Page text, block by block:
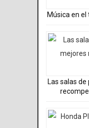
Música en el
Las salas